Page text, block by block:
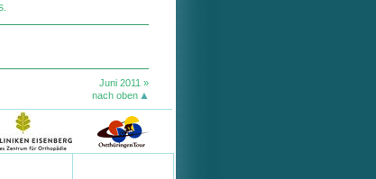
Juni 2011 »
nach oben